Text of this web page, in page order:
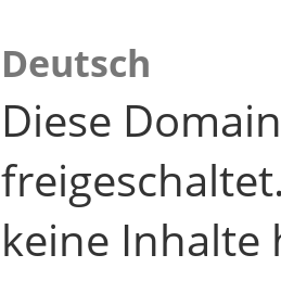
Deutsch
Diese
keine Inhalte